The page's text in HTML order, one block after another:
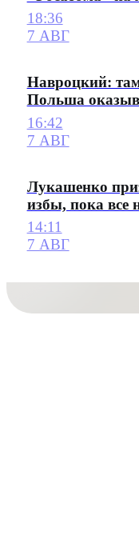
18:36
7 АВГ
Навроцкий:
Польша
16:42
7 АВГ
Лукашенко
избы, пока все
14:11
7 АВГ